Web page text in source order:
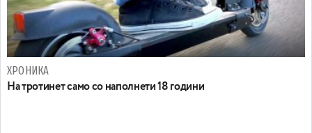
ХРОНИКА
На тротинет само со наполнети 18 години